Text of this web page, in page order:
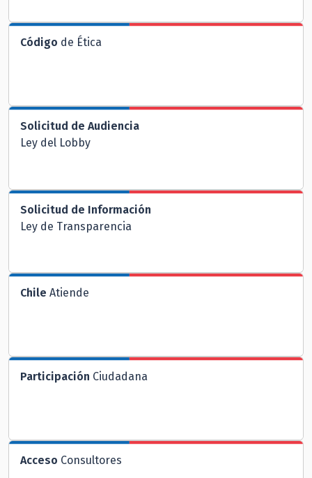
Código de Ética
Solicitud de Audiencia
Ley del Lobby
Solicitud de Información
Ley de Transparencia
Chile Atiende
Participación Ciudadana
Acceso Consultores